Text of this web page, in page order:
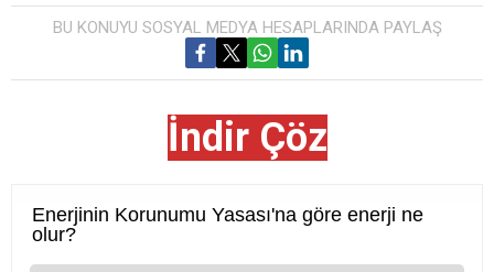
BU KONUYU SOSYAL MEDYA HESAPLARINDA PAYLAŞ
İndir Çöz